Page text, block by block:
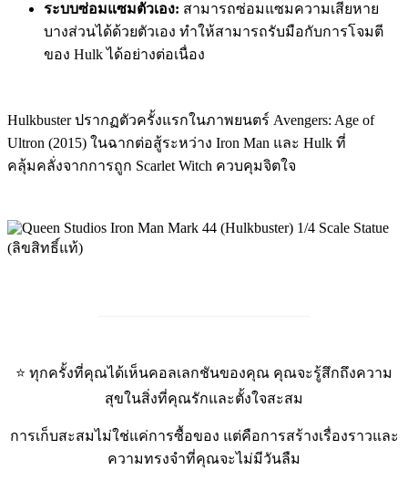
ระบบซ่อมแซมตัวเอง: สามารถซ่อมแซมความเสียหาย
บางส่วนได้ด้วยตัวเอง ทำให้สามารถรับมือกับการโจมตี
ของ Hulk ได้อย่างต่อเนื่อง
Hulkbuster ปรากฏตัวครั้งแรกในภาพยนตร์ Avengers: Age of
Ultron (2015) ในฉากต่อสู้ระหว่าง Iron Man และ Hulk ที่
คลุ้มคลั่งจากการถูก Scarlet Witch ควบคุมจิตใจ
⭐ ทุกครั้งที่คุณได้เห็นคอลเลกชันของคุณ คุณจะรู้สึกถึงความ
สุขในสิ่งที่คุณรักและตั้งใจสะสม
การเก็บสะสมไม่ใช่แค่การซื้อของ แต่คือการสร้างเรื่องราวและ
ความทรงจำที่คุณจะไม่มีวันลืม